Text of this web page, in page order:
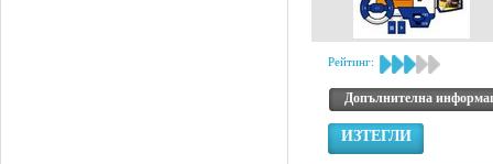
Рейтинг:
Допълнителна
ИЗТЕГЛИ